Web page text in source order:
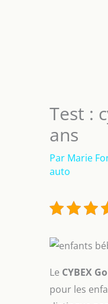
Test :
ans
Par Marie
auto
Le CYBEX
pour les